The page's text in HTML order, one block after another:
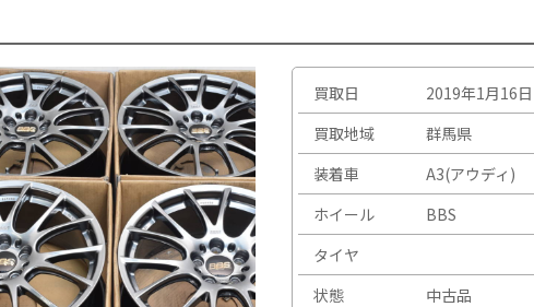
買取日
2019年1月16日
買取地域
群馬県
装着車
A3(アウディ)
ホイール
BBS
タイヤ
状態
中古品